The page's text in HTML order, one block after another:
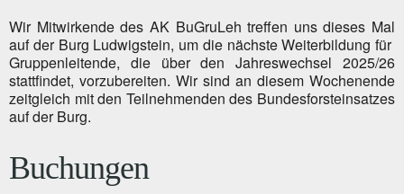
Wir Mitwirkende des AK BuGruLeh treffen uns dieses Mal
auf der Burg Ludwigstein, um die nächste Weiterbildung für
Gruppenleitende, die über den Jahreswechsel 2025/26
stattfindet, vorzubereiten. Wir sind an diesem Wochenende
zeitgleich mit den Teilnehmenden des Bundesforsteinsatzes
auf der Burg.
Buchungen